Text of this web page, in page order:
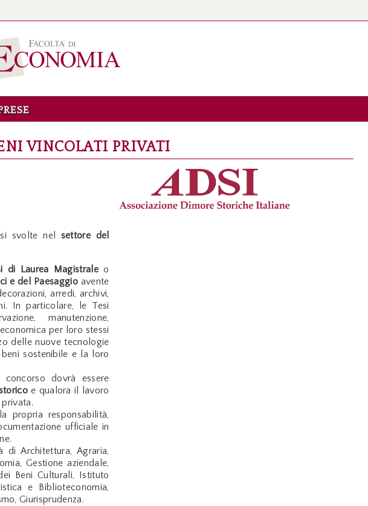
VINCOLATI PRIVATI
svolte nel settore del
di Laurea Magistrale o
e del Paesaggioavente
arredi, archivi,
In particolare, le Tesi
manutenzione,
per loro stessi
delle nuove tecnologie
sostenibile e la loro
concorso dovrà essere
e qualora il lavoro
propria responsabilità,
ufficiale in
Architettura, Agraria,
Gestione aziendale,
Beni Culturali, Istituto
e Biblioteconomia,
Giurisprudenza.